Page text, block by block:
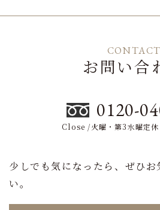
CONTACT
お問い合
0120-
Close /火曜・第3水曜定休
少しでも気になったら、ぜひお
い。